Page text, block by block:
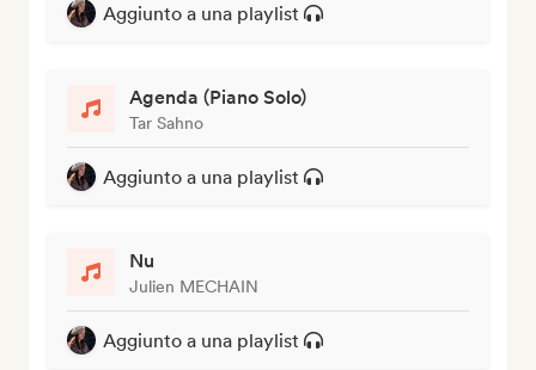
Aggiunto a una playlist
Agenda (Piano Solo)
Tar Sahno
Aggiunto a una playlist
Nu
Julien MECHAIN
Aggiunto a una playlist